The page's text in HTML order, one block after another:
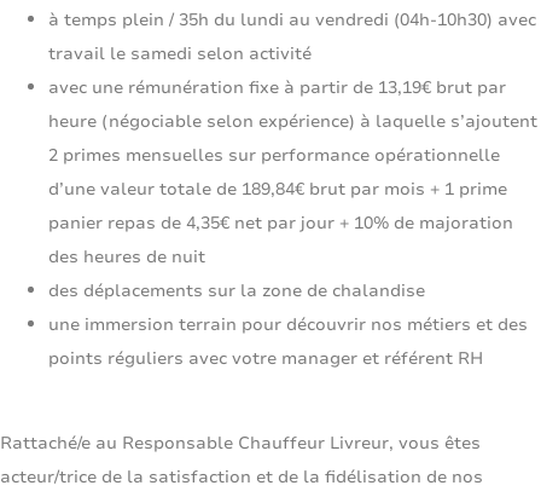
à temps plein / 35h du lundi au vendredi (04h-10h30) avec
travail le samedi selon activité
avec une rémunération fixe à partir de 13,19€ brut par
heure (négociable selon expérience) à laquelle s’ajoutent
2 primes mensuelles sur performance opérationnelle
d’une valeur totale de 189,84€ brut par mois + 1 prime
panier repas de 4,35€ net par jour + 10% de majoration
des heures de nuit
des déplacements sur la zone de chalandise
une immersion terrain pour découvrir nos métiers et des
points réguliers avec votre manager et référent RH
Rattaché/e au Responsable Chauffeur Livreur, vous êtes
acteur/trice de la satisfaction et de la fidélisation de nos